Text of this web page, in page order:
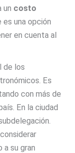
un costo
una opción
en cuenta al
de los
Es
con más de
En la ciudad
a su gran